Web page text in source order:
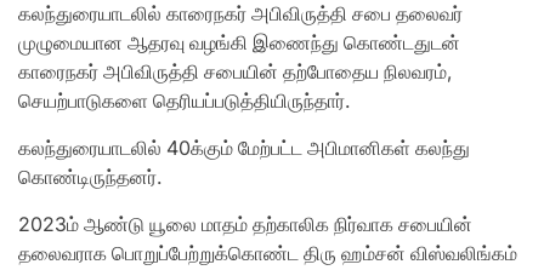
கலந்துரையாடலில் காரைநகர் அபிவிருத்தி சபை தலைவர்
முழுமையான ஆதரவு வழங்கி இணைந்து கொண்டதுடன்
காரைநகர் அபிவிருத்தி சபையின் தற்போதைய நிலவரம்,
செயற்பாடுகளை தெரியப்படுத்தியிருந்தார்.
கலந்துரையாடலில் 40க்கும் மேற்பட்ட அபிமானிகள் கலந்து
கொண்டிருந்தனர்.
2023ம் ஆண்டு யூலை மாதம் தற்காலிக நிர்வாக சபையின்
தலைவராக பொறுப்பேற்றுக்கொண்ட திரு ஹம்சன் விஸ்வலிங்கம்